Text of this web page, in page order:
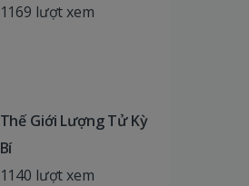
1169 lượt xem
Thế Giới Lượng Tử Kỳ
Bí
1140 lượt xem